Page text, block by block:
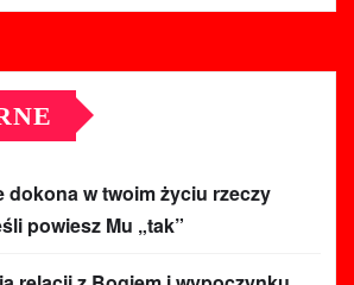
dokona w twoim życiu rzeczy
powiesz Mu „tak”